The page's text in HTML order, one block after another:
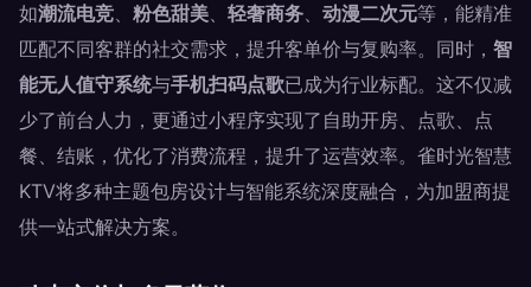
如潮流电竞、 粉色甜美、 轻奢商务、 动漫二次元等，能精准
匹配不同客群的社交需求，提升客单价与复购率。同时， 智
能无人值守系统与手机扫码点歌已成为行业标配。这不仅减
少了前台人力，更通过小程序实现了自助开房、点歌、点
餐、结账，优化了消费流程，提升了运营效率。雀时光智慧
KTV将多种主题包房设计与智能系统深度融合，为加盟商提
供一站式解决方案。